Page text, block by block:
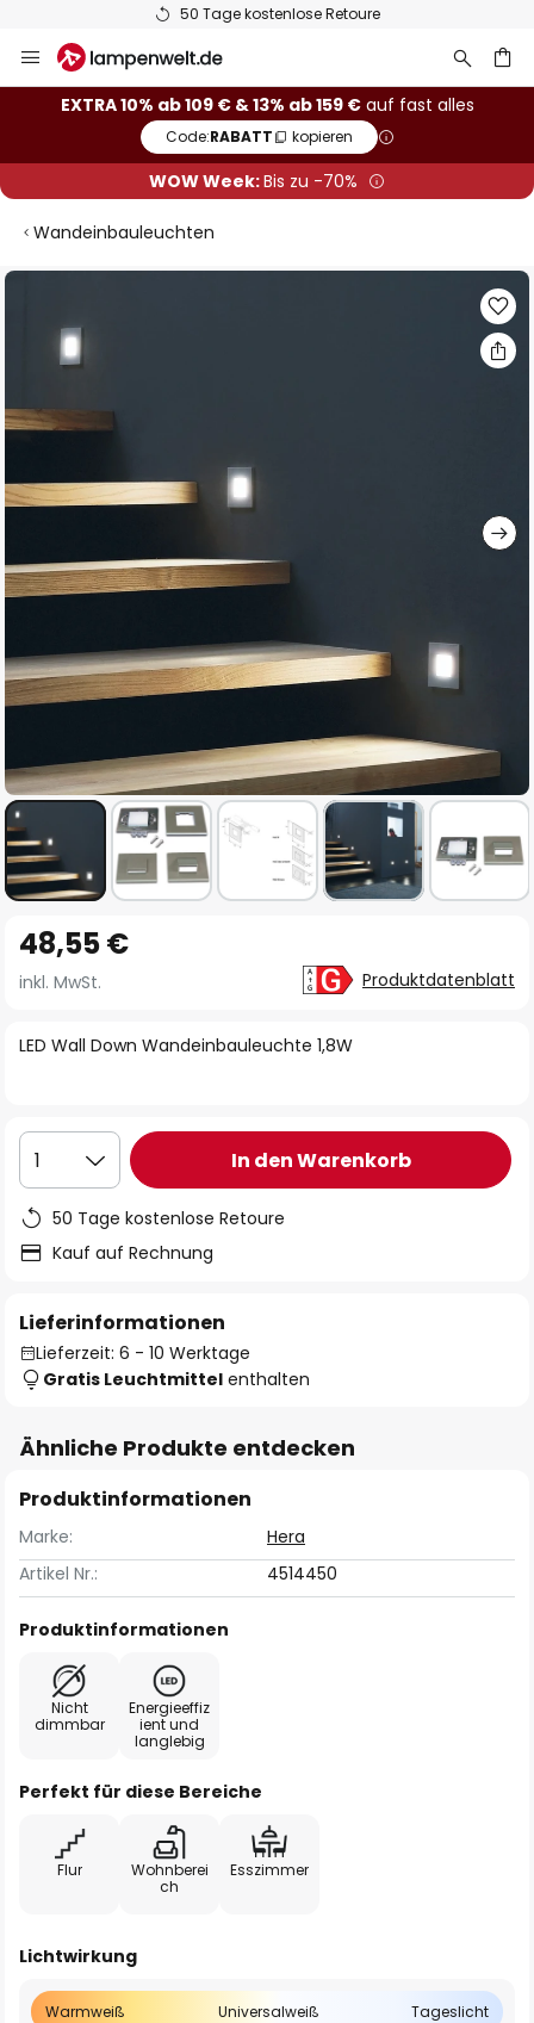
50 Tage kostenlose Retoure
Inhalt
springen
EXTRA 10% ab 109 € & 13% ab 159 €auf fast alles
Code:RABATT kopieren
WOW Week:Bis zu -70%
Wandeinbauleuchten
Zum
Bildgalerie
springen
Anfang
der
springen
LED Wall Down Wandeinbauleuchte 1,8W
48,55 €
inkl. MwSt. Produktdatenblatt
1 In den Warenkorb
50 Tage kostenlose Retoure
Kauf auf Rechnung
Lieferinformationen
Lieferzeit: 6 - 10 Werktage
Gratis Leuchtmittel enthalten
Ähnliche Produkte entdecken
Produktinformationen
Marke:
Hera
Artikel Nr.:
4514450
Produktinformationen
Nicht
dimmbar
Energieeffiz
ient und
langlebig
Perfekt für diese Bereiche
Flur
Wohnberei
ch
Esszimmer
Lichtwirkung
Warmweiß Universalweiß Tageslicht